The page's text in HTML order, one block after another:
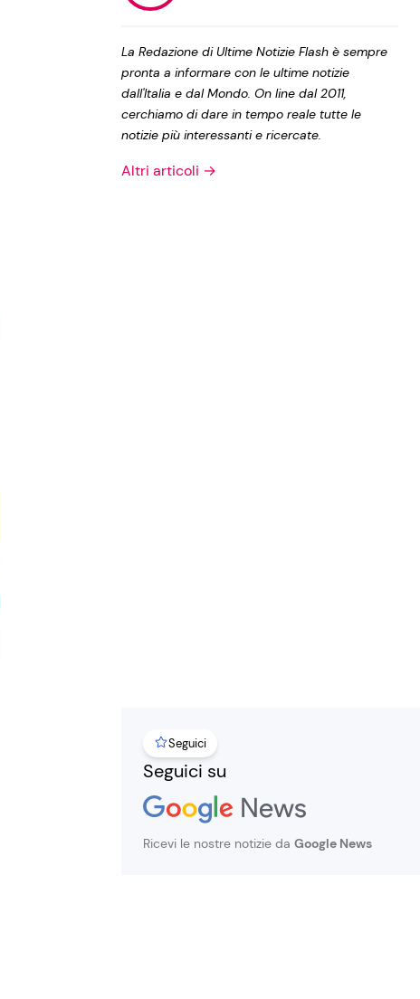
Privacy Policy
La Redazione di Ultime Notizie Flash è sempre
pronta a informare con le ultime notizie
dall'Italia e dal Mondo. On line dal 2011,
cerchiamo di dare in tempo reale tutte le
notizie più interessanti e ricercate.
Altri articoli →
Seguici
Seguici su
Ricevi le nostre notizie da Google News